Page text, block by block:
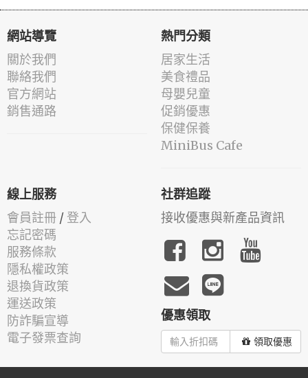
網站導覽
關於我們
聯絡我們
官方網站
銷售通路
熱門分類
居家生活
美食禮品
母嬰兒童
促銷優惠
保健保養
MiniBus Cafe
線上服務
會員註冊 / 登入
忘記密碼
服務條款
隱私權政策
退換貨政策
運送政策
防詐騙宣導
電子發票查詢
社群追蹤
接收優惠與新產品資訊
優惠領取
領取優惠